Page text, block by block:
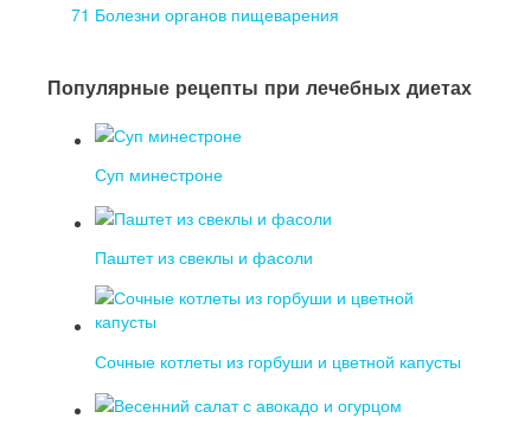
71 Болезни органов пищеварения
Популярные рецепты при лечебных диетах
Суп минестроне
Паштет из свеклы и фасоли
Сочные котлеты из горбуши и цветной капусты